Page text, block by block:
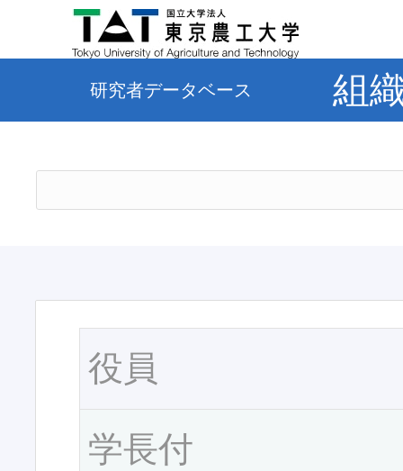
研究者データベース 組
役員
学長付